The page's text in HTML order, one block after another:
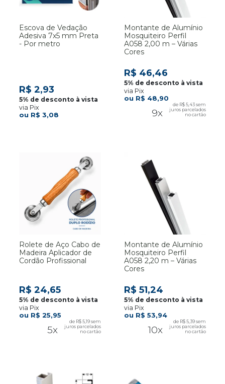
Escova de Vedação
Adesiva 7x5 mm Preta
- Por metro
R$ 3,08
R$ 2,93
via Pix
Montante de Alumínio
Mosquiteiro Perfil
A058 2,00 m – Várias
Cores
R$ 48,90
9x
R$ 5,43
R$ 46,46
via Pix
Rolete de Aço Cabo de
Madeira Aplicador de
Cordão Profissional
R$ 25,95
5x
R$ 5,19
R$ 24,65
via Pix
Montante de Alumínio
Mosquiteiro Perfil
A058 2,20 m – Várias
Cores
R$ 53,94
10x
R$ 5,39
R$ 51,24
via Pix